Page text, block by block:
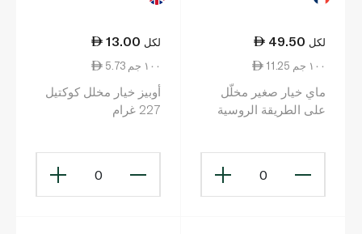
49.50 لكل
11.25 ١٠٠ جم
ماي خيار صغير مخلّل
على الطريقة الروسية
0
13.00 لكل
5.73 ١٠٠ جم
أوبيز خيار مخلل كوكتيل
227 غرام
0